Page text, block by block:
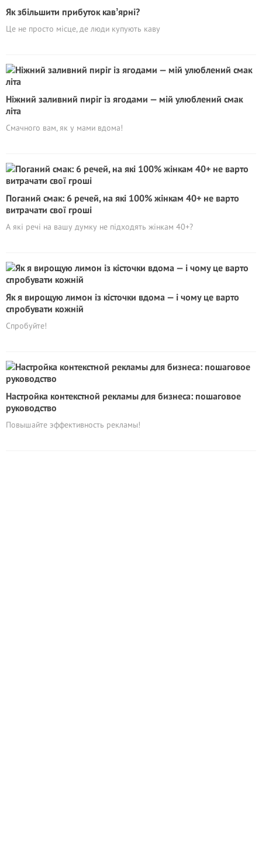
Як збільшити прибуток кавʼярні?
Це не просто місце, де люди купують каву
Ніжний заливний пиріг із ягодами — мій улюблений смак
літа
Смачного вам, як у мами вдома!
Поганий смак: 6 речей, на які 100% жінкам 40+ не варто
витрачати свої гроші
А які речі на вашу думку не підходять жінкам 40+?
Як я вирощую лимон із кісточки вдома — і чому це варто
спробувати кожній
Cпробуйте!
Настройка контекстной рекламы для бизнеса: пошаговое
руководство
Повышайте эффективность рекламы!